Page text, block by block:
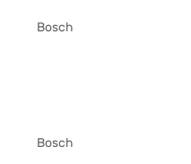
Bosch
Bosch